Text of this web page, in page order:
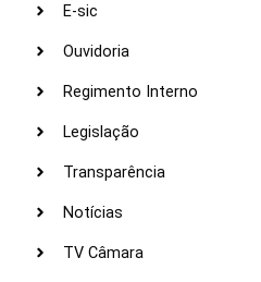
E-sic
Ouvidoria
Regimento Interno
Legislação
Transparência
Notícias
TV Câmara